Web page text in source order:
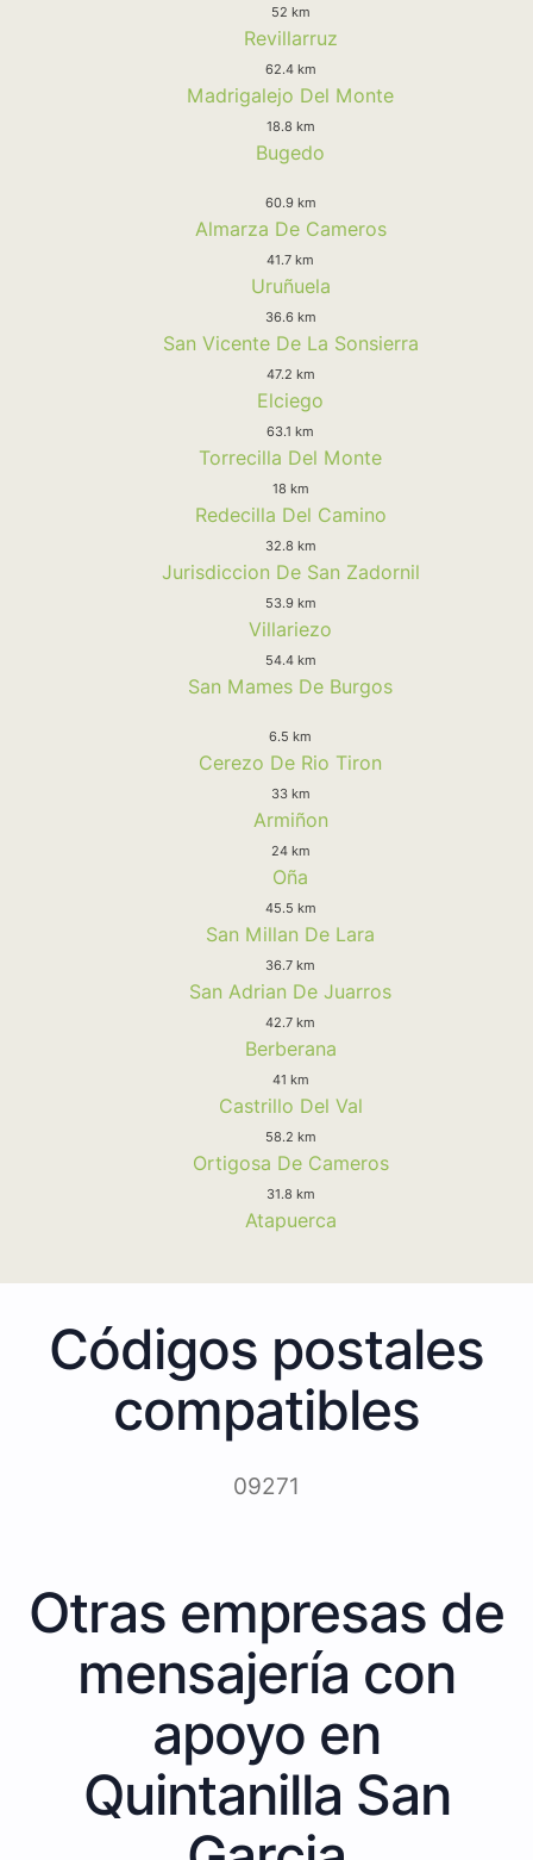
52 km
Revillarruz
62.4 km
Madrigalejo Del Monte
18.8 km
Bugedo
60.9 km
Almarza De Cameros
41.7 km
Uruñuela
36.6 km
San Vicente De La Sonsierra
47.2 km
Elciego
63.1 km
Torrecilla Del Monte
18 km
Redecilla Del Camino
32.8 km
Jurisdiccion De San Zadornil
53.9 km
Villariezo
54.4 km
San Mames De Burgos
6.5 km
Cerezo De Rio Tiron
33 km
Armiñon
24 km
Oña
45.5 km
San Millan De Lara
36.7 km
San Adrian De Juarros
42.7 km
Berberana
41 km
Castrillo Del Val
58.2 km
Ortigosa De Cameros
31.8 km
Atapuerca
Códigos postales
compatibles
09271
Otras empresas de
mensajería con
apoyo en
Quintanilla San